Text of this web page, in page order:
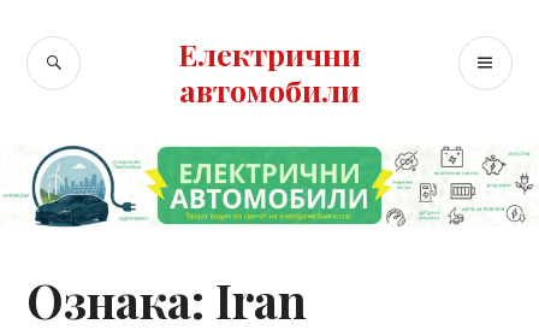
content
Електрични
автомобили
SEARCH
Ознака: Iran